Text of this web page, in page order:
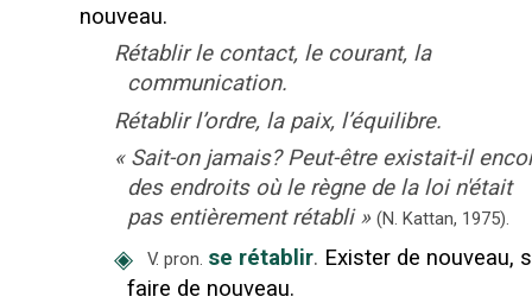
nouveau.
Rétablir le contact, le courant, la
communication.
Rétablir l’ordre, la paix, l’équilibre.
« Sait-on jamais? Peut-être existait-il
des endroits où le règne de la loi n'était
pas entièrement rétabli » (N. Kattan, 1975).
◈ V. pron. se rétablir. Exister de nouveau,
faire de nouveau.